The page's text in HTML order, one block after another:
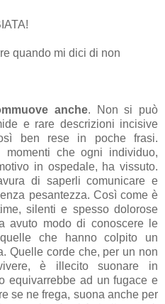
quando mi dici di non
anche. Non si può
e rare descrizioni incisive
ben rese in poche frasi.
momenti che ogni individuo,
in ospedale, ha vissuto.
di saperlicomunicare e
pesantezza. Così come è
silenti e spesso dolorose
avuto modo di conoscere le
che hanno colpito un
Quelle corde che, per un non
è illecito suonare in
equivarrebbe ad un fugace e
se ne frega, suona anche per